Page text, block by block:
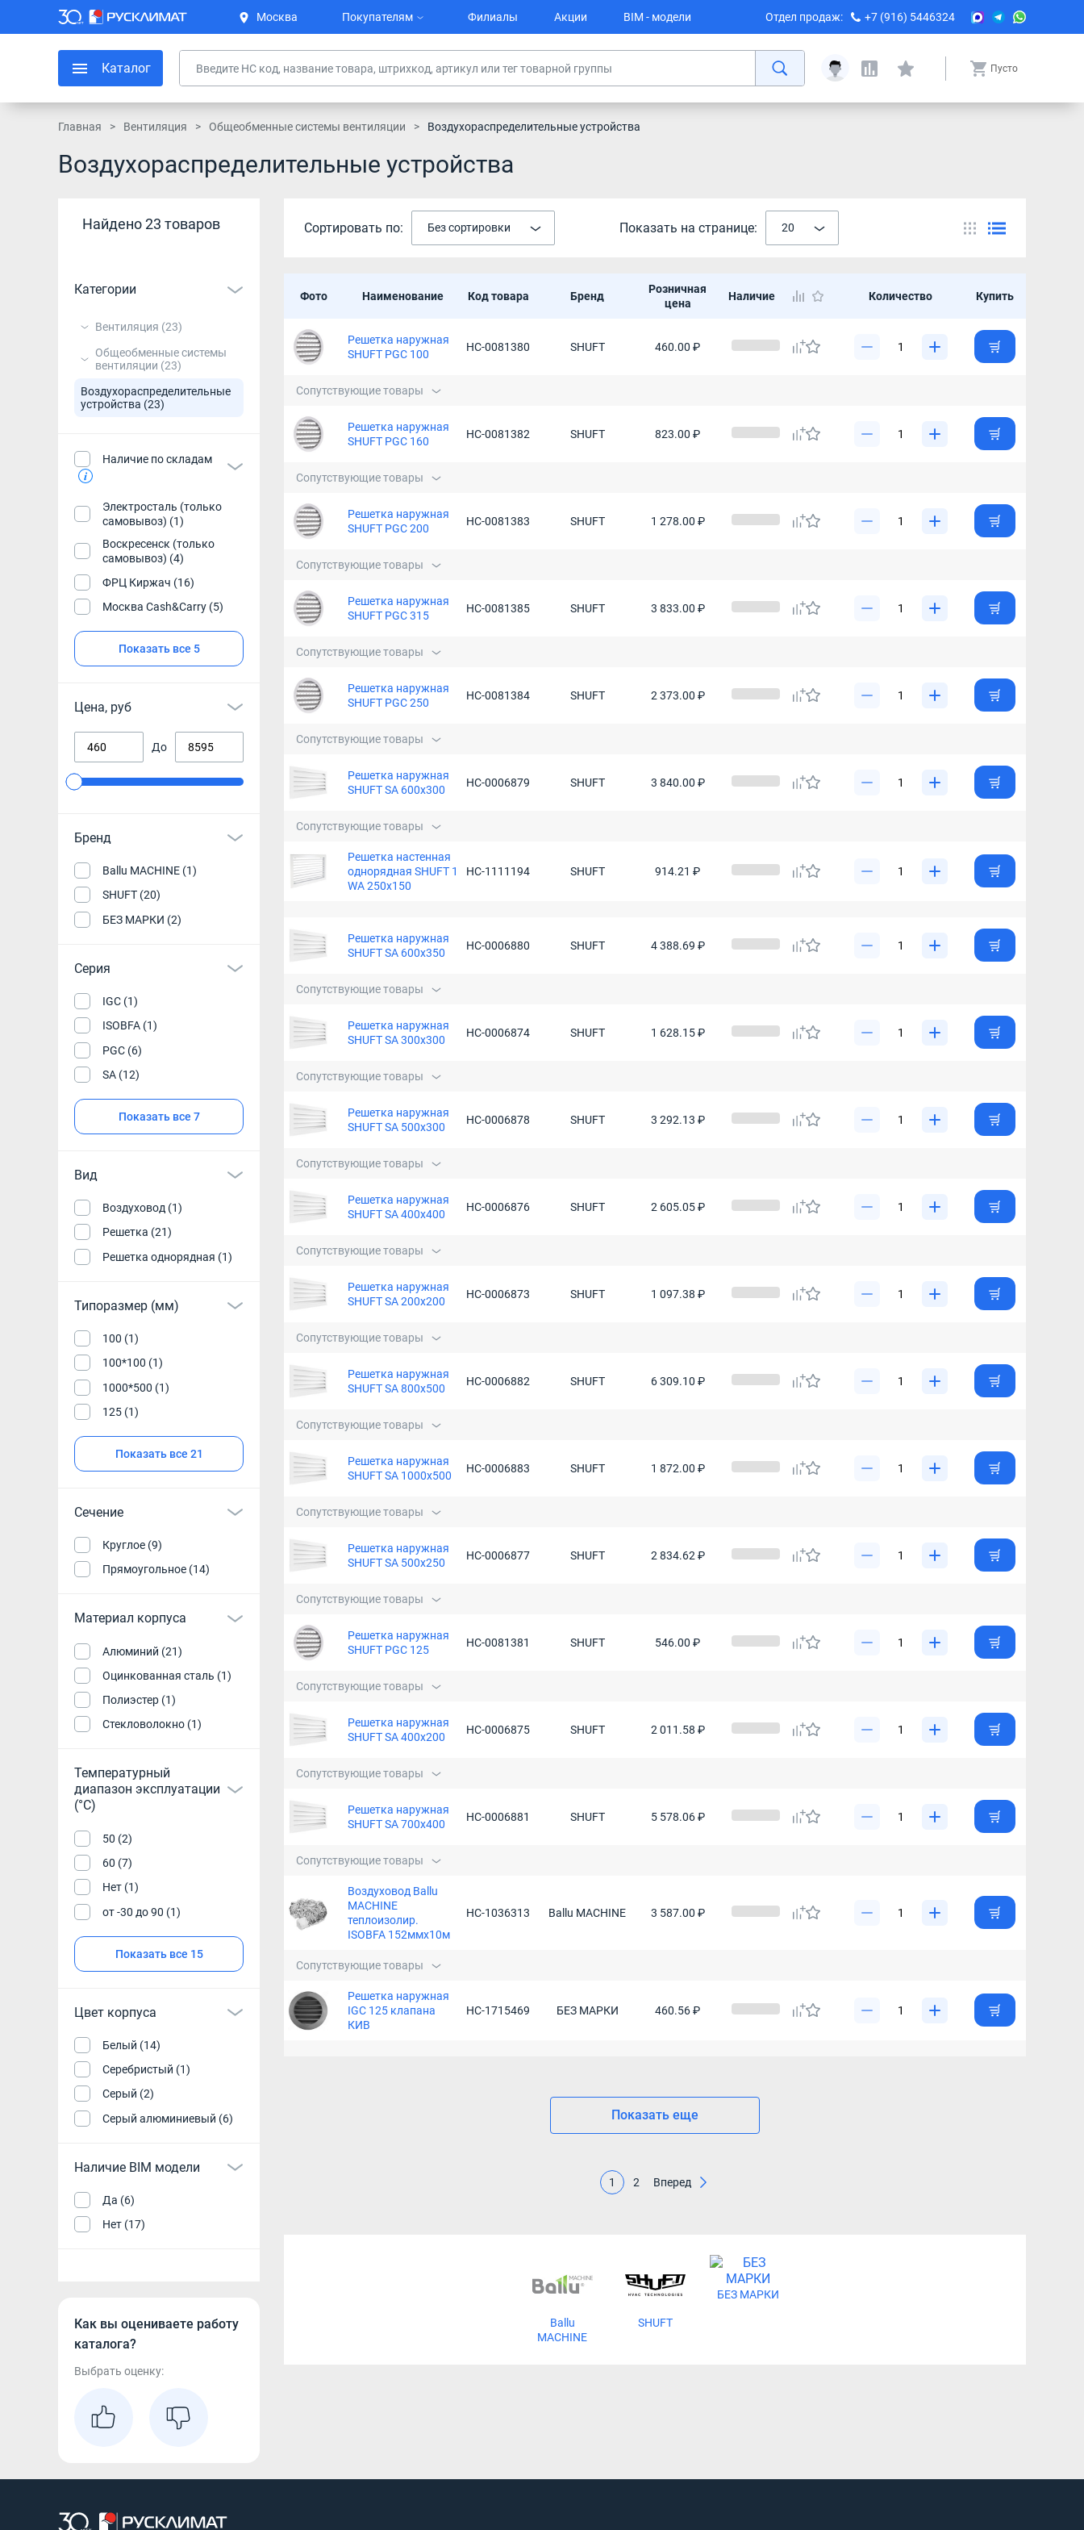
Москва Покупателям Филиалы Акции BIM - модели Отдел продаж: +7 (916) 5446324
Каталог Пусто
Главная Вентиляция Общеобменные системы вентиляции Воздухораспределительные устройства
Воздухораспределительные устройства
Найдено 23 товаров
Категории
Вентиляция (23)
Общеобменные системы
вентиляции (23)
Воздухораспределительные
устройства (23)
Наличие по складам
Электросталь (только
самовывоз) (1)
Воскресенск (только
самовывоз) (4)
ФРЦ Киржач (16)
Москва Cash&Carry (5)
Показать все 5
Цена, руб
До
Бренд
Ballu MACHINE (1)
SHUFT (20)
БЕЗ МАРКИ (2)
Серия
IGC (1)
ISOBFA (1)
PGC (6)
SA (12)
Показать все 7
Вид
Воздуховод (1)
Решетка (21)
Решетка однорядная (1)
Типоразмер (мм)
100 (1)
100*100 (1)
1000*500 (1)
125 (1)
Показать все 21
Сечение
Круглое (9)
Прямоугольное (14)
Материал корпуса
Алюминий (21)
Оцинкованная сталь (1)
Полиэстер (1)
Стекловолокно (1)
Температурный
диапазон эксплуатации
(°С)
50 (2)
60 (7)
Нет (1)
от -30 до 90 (1)
Показать все 15
Цвет корпуса
Белый (14)
Серебристый (1)
Серый (2)
Серый алюминиевый (6)
Наличие BIM модели
Да (6)
Нет (17)
Как вы оцениваете работу
каталога?
Выбрать оценку:
Сортировать по: Без сортировки Показать на странице: 20
Фото Наименование Код товара Бренд
Розничная
цена
Наличие Количество Купить
Решетка наружная
SHUFT PGC 100
НС-0081380 SHUFT 460.00 ₽
Сопутствующие товары
Решетка наружная
SHUFT PGC 160
НС-0081382 SHUFT 823.00 ₽
Сопутствующие товары
Решетка наружная
SHUFT PGC 200
НС-0081383 SHUFT 1 278.00 ₽
Сопутствующие товары
Решетка наружная
SHUFT PGC 315
НС-0081385 SHUFT 3 833.00 ₽
Сопутствующие товары
Решетка наружная
SHUFT PGC 250
НС-0081384 SHUFT 2 373.00 ₽
Сопутствующие товары
Решетка наружная
SHUFT SA 600x300
НС-0006879 SHUFT 3 840.00 ₽
Сопутствующие товары
Решетка настенная
однорядная SHUFT 1
WA 250x150
НС-1111194 SHUFT 914.21 ₽
Решетка наружная
SHUFT SA 600x350
НС-0006880 SHUFT 4 388.69 ₽
Сопутствующие товары
Решетка наружная
SHUFT SA 300x300
НС-0006874 SHUFT 1 628.15 ₽
Сопутствующие товары
Решетка наружная
SHUFT SA 500x300
НС-0006878 SHUFT 3 292.13 ₽
Сопутствующие товары
Решетка наружная
SHUFT SA 400x400
НС-0006876 SHUFT 2 605.05 ₽
Сопутствующие товары
Решетка наружная
SHUFT SA 200x200
НС-0006873 SHUFT 1 097.38 ₽
Сопутствующие товары
Решетка наружная
SHUFT SA 800x500
НС-0006882 SHUFT 6 309.10 ₽
Сопутствующие товары
Решетка наружная
SHUFT SA 1000x500
НС-0006883 SHUFT 1 872.00 ₽
Сопутствующие товары
Решетка наружная
SHUFT SA 500x250
НС-0006877 SHUFT 2 834.62 ₽
Сопутствующие товары
Решетка наружная
SHUFT PGC 125
НС-0081381 SHUFT 546.00 ₽
Сопутствующие товары
Решетка наружная
SHUFT SA 400x200
НС-0006875 SHUFT 2 011.58 ₽
Сопутствующие товары
Решетка наружная
SHUFT SA 700x400
НС-0006881 SHUFT 5 578.06 ₽
Сопутствующие товары
Воздуховод Ballu
MACHINE
теплоизолир.
ISOBFA 152ммх10м
НС-1036313 Ballu MACHINE 3 587.00 ₽
Сопутствующие товары
Решетка наружная
IGC 125 клапана
КИВ
НС-1715469 БЕЗ МАРКИ 460.56 ₽
Показать еще
1 2 Вперед
Ballu
MACHINE
SHUFT
БЕЗ МАРКИ